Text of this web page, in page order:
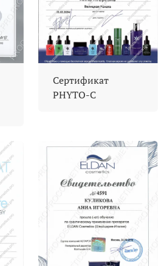
Сертификат
PHYTO-C